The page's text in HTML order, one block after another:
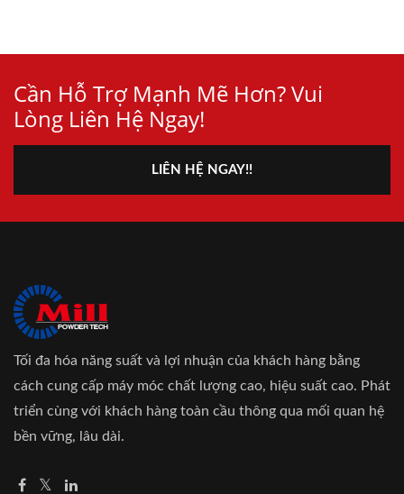
Cần Hỗ Trợ Mạnh Mẽ Hơn? Vui
Lòng Liên Hệ Ngay!
LIÊN HỆ NGAY!!
Tối đa hóa năng suất và lợi nhuận của khách hàng bằng
cách cung cấp máy móc chất lượng cao, hiệu suất cao. Phát
triển cùng với khách hàng toàn cầu thông qua mối quan hệ
bền vững, lâu dài.